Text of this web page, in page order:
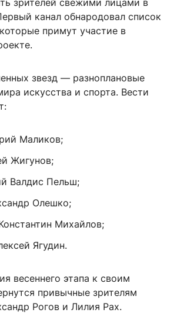
зрителей свежими лицами в
канал обнародовал список
примут участие в
звезд — разноплановые
искусства и спорта. Вести
Маликов;
Жигунов;
Валдис Пельш;
Олешко;
Михайлов;
Ягудин.
весеннего этапа к своим
привычные зрителям
Рогов и Лилия Рах.